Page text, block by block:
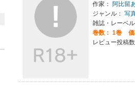
作家： 阿比留
ジャンル： 写
雑誌・レーベル
巻数： 1巻
レビュー投稿